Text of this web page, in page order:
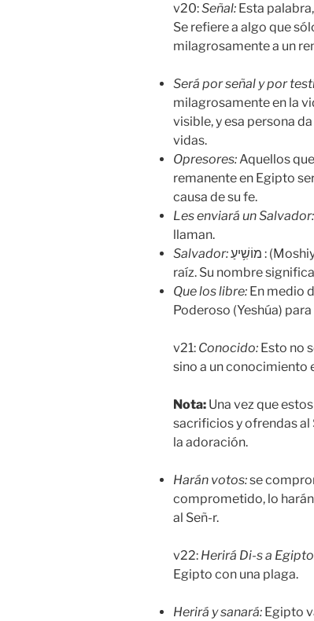
v20:Señal: Esta
Se refiere a algo que
milagrosamente a un
Será por señal y por
milagrosamente en la
visible, y esa persona
vidas.
Opresores:Aquellos
remanente en Egipto
causa de su fe.
Les enviará un Salvador:
llaman.
Salvador:מוֹשִׁ֥יעַ : (Moshiya). El nombre ‘Yeshúa’ proviene de esta misma
raíz. Su nombre
Que los libre: En medio
Poderoso (Yeshúa)
v21: Conocido: Esto no
sino a un conocimiento
Nota: Una vez que
sacrificios y ofrendas al
la adoración.
Harán votos:se
comprometido, lo
al Señ-r.
v22: Herirá Di-s a Egipto
Egipto con una plaga.
Herirá y sanará: Egipto